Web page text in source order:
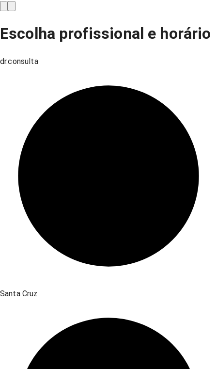
Escolha profissional e horário
dr.consulta
Santa Cruz